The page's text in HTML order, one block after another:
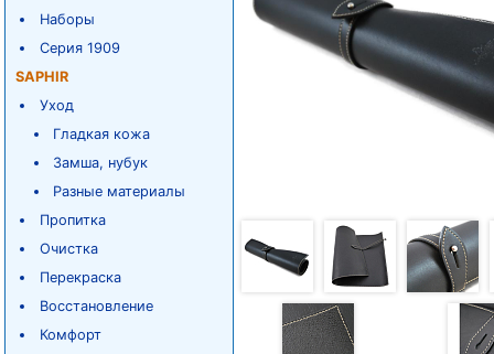
Наборы
Серия 1909
SAPHIR
Уход
Гладкая кожа
Замша, нубук
Разные материалы
Пропитка
Очистка
Перекраска
Восстановление
Комфорт